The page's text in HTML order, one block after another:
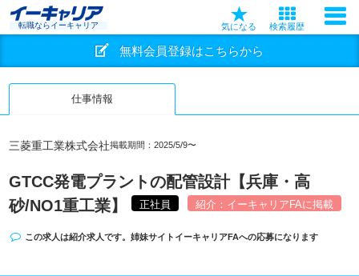
転職ならイーキャリア 気になる 検索履歴
無料会員登録はこちらから
仕事情報
三菱重工業株式会社掲載期間：2025/5/9〜
GTCC発電プラントの配管設計【兵庫・高
砂/NO1重工業】
正社員 紹介：イーキャリアFAに掲載
この求人は紹介求人です。姉妹サイト イーキャリアFAへの応募になります